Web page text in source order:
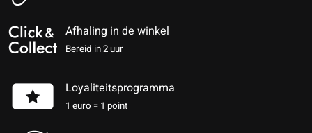
Afhaling in de winkel
Bereid in 2 uur
Loyaliteitsprogramma
1 euro = 1 point